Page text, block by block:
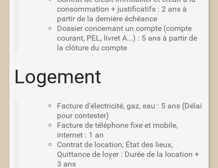
consommation + justificatifs : 2 ans à
partir de la dernière échéance
Dossier concernant un compte (compte
courant, PEL, livret A...) : 5 ans à partir de
la clôture du compte
Logement
Facture d'électricité, gaz, eau : 5 ans (Délai
pour contester)
Facture de téléphone fixe et mobile,
internet : 1 an
Contrat de location, État des lieux,
Quittance de loyer : Durée de la location +
3 ans